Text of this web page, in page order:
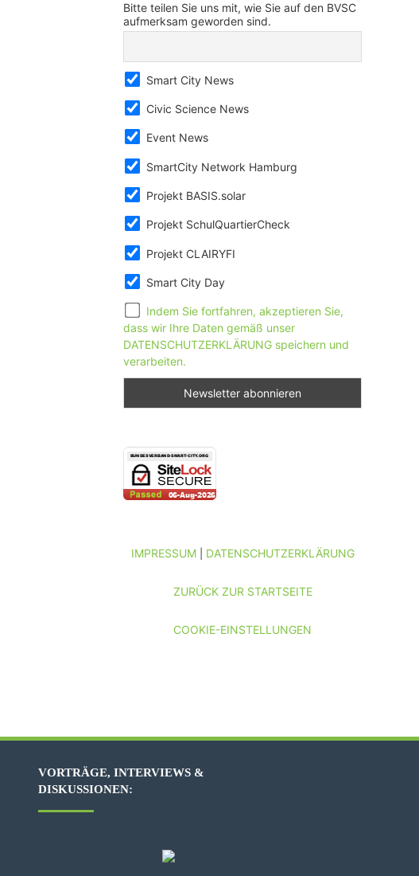
Bitte teilen Sie uns mit, wie Sie auf den BVSC
aufmerksam geworden sind.
Smart City News
Civic Science News
Event News
SmartCity Network Hamburg
Projekt BASIS.solar
Projekt SchulQuartierCheck
Projekt CLAIRYFI
Smart City Day
Indem Sie fortfahren, akzeptieren Sie,
dass wir Ihre Daten gemäß unser
DATENSCHUTZERKLÄRUNG speichern und
verarbeiten.
IMPRESSUM| DATENSCHUTZERKLÄRUNG
ZURÜCK ZUR STARTSEITE
COOKIE-EINSTELLUNGEN
VORTRÄGE, INTERVIEWS &
DISKUSSIONEN: